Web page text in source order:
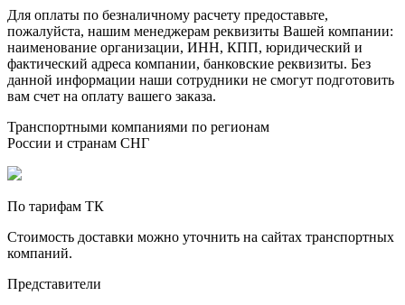
Для оплаты по безналичному расчету предоставьте,
пожалуйста, нашим менеджерам реквизиты Вашей компании:
наименование организации, ИНН, КПП, юридический и
фактический адреса компании, банковские реквизиты. Без
данной информации наши сотрудники не смогут подготовить
вам счет на оплату вашего заказа.
Транспортными компаниями по регионам
России и странам СНГ
По тарифам ТК
Стоимость доставки можно уточнить на сайтах транспортных
компаний.
Представители